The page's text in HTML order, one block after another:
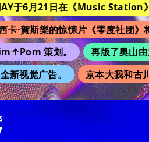
于6月21日在《Music Station》
·賀斯樂的惊悚片《零度社团》
策划。
再版了奥山
视觉广告。
京本大我和古